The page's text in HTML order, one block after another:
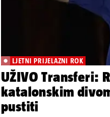
LJETNI PRIJELAZNI ROK
UŽIVO Transferi:
katalonskim
pustiti